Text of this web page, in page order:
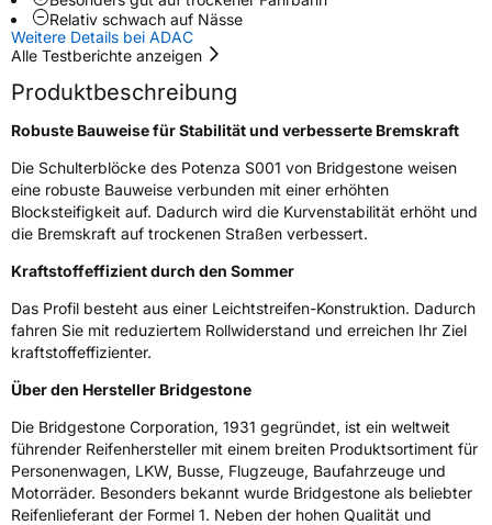
Empfohlen für Mercedes MOEXT
EU Label
EffizienzC
NasshaftungB
Rollgeräusch (Klasse)B
FahrzeugklasseC1
3PMSF / Schneeflockensymbol / Alpine-Symbol
EisgripNein
EPREL ID382568
Allgemeine Produktsicherheit (GPSR)
Relativ schwach auf Nässe
Weitere Details bei ADAC
Alle Testberichte anzeigen
Produktbeschreibung
Robuste Bauweise für Stabilität und verbesserte Bremskraft
Die Schulterblöcke des Potenza S001 von Bridgestone weisen
eine robuste Bauweise verbunden mit einer erhöhten
Blocksteifigkeit auf. Dadurch wird die Kurvenstabilität erhöht und
die Bremskraft auf trockenen Straßen verbessert.
Kraftstoffeffizient durch den Sommer
Das Profil besteht aus einer Leichtstreifen-Konstruktion. Dadurch
fahren Sie mit reduziertem Rollwiderstand und erreichen Ihr Ziel
kraftstoffeffizienter.
Über den Hersteller Bridgestone
Die Bridgestone Corporation, 1931 gegründet, ist ein weltweit
führender Reifenhersteller mit einem breiten Produktsortiment für
Personenwagen, LKW, Busse, Flugzeuge, Baufahrzeuge und
Motorräder. Besonders bekannt wurde Bridgestone als beliebter
Reifenlieferant der Formel 1. Neben der hohen Qualität und